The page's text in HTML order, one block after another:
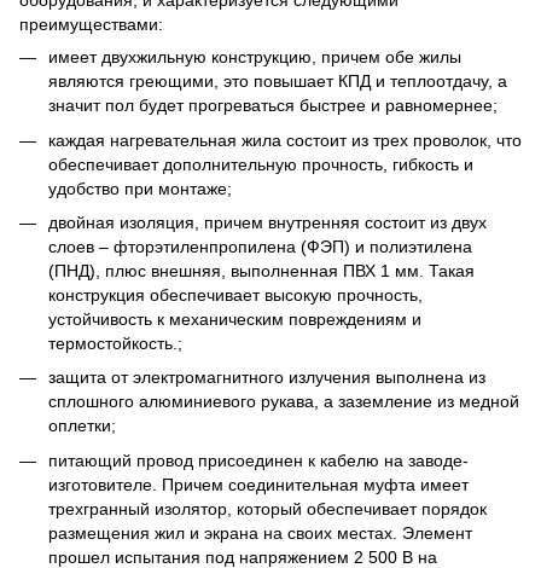
преимуществами:
имеет двухжильную конструкцию, причем обе жилы
являются греющими, это повышает КПД и теплоотдачу, а
значит пол будет прогреваться быстрее и равномернее;
каждая нагревательная жила состоит из трех проволок, что
обеспечивает дополнительную прочность, гибкость и
удобство при монтаже;
двойная изоляция, причем внутренняя состоит из двух
слоев – фторэтиленпропилена (ФЭП) и полиэтилена
(ПНД), плюс внешняя, выполненная ПВХ 1 мм. Такая
конструкция обеспечивает высокую прочность,
устойчивость к механическим повреждениям и
термостойкость.;
защита от электромагнитного излучения выполнена из
сплошного алюминиевого рукава, а заземление из медной
оплетки;
питающий провод присоединен к кабелю на заводе-
изготовителе. Причем соединительная муфта имеет
трехгранный изолятор, который обеспечивает порядок
размещения жил и экрана на своих местах. Элемент
прошел испытания под напряжением 2 500 В на